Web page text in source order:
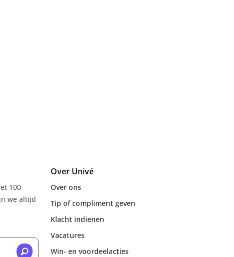
100
we altijd
Over Univé
Over ons
Tip of compliment geven
Klacht indienen
Vacatures
Win- en voordeelacties